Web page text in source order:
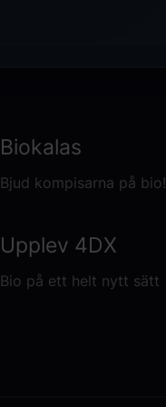
Biokalas
Bjud kompisarna på bio!
Upplev 4DX
Bio på ett helt nytt sätt